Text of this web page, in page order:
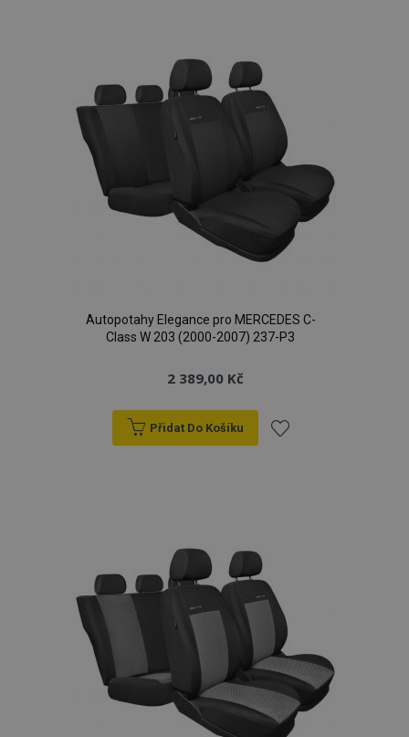
Autopotahy Elegance pro MERCEDES C-
Class W 203 (2000-2007) 237-P3
2 389,00 Kč
Přidat Do Košíku